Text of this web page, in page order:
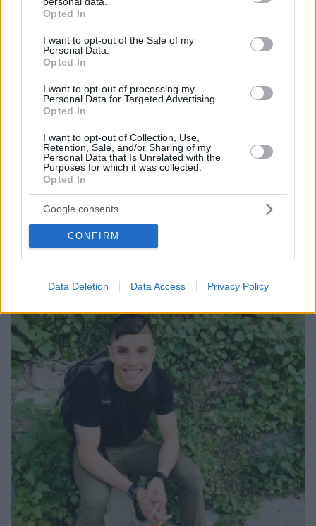
grant or deny consent to Google and its third-party tags to
use your data for below specified purposes in below Google
consent section.
Opted In
I want to opt-out of the Sale of my
Personal Data.
Opted In
I want to opt-out of processing my
Personal Data for Targeted Advertising.
Opted In
I want to opt-out of Collection, Use,
Retention, Sale, and/or Sharing of my
Personal Data that Is Unrelated with the
Purposes for which it was collected.
Opted In
Google consents
CONFIRM
Data Deletion Data Access Privacy Policy
το σχέδιο του Ιράν για τα Στενά του Ορμούζ
Μαθητής άνοιξε πυρ μέσα σε σχολείο στην Ταϊλάνδη,
τουλάχιστον ένας νεκρός
πριν 32 λεπτά
Το νέο σχέδιο για τη βιομηχανία: Οι μεταρρυθμίσεις, οι
επενδύσεις και οι νέες προτεραιότητες
πριν μία ώρα
«Δεν το πιστεύουμε», λένε οι Αμερικανοί που
υιοθέτησαν τον Αφγανό στη Λέσβο - Η αρχική εκδοχή
για το φονικό στην Κυψέλη και η σιωπή στην απολογία
πριν μία ώρα
ΔΕΙΤΕ ΟΛΕΣ ΤΙΣ ΕΙΔΗΣΕΙΣ
ΤΑ ΠΙΟ ΔΗΜΟΦΙΛΗ